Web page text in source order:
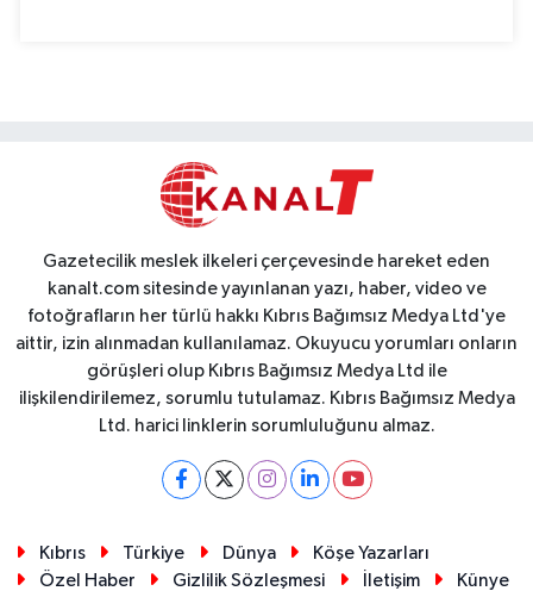
Gazetecilik meslek ilkeleri çerçevesinde hareket eden
kanalt.com sitesinde yayınlanan yazı, haber, video ve
fotoğrafların her türlü hakkı Kıbrıs Bağımsız Medya Ltd'ye
aittir, izin alınmadan kullanılamaz. Okuyucu yorumları onların
görüşleri olup Kıbrıs Bağımsız Medya Ltd ile
ilişkilendirilemez, sorumlu tutulamaz. Kıbrıs Bağımsız Medya
Ltd. harici linklerin sorumluluğunu almaz.
Kıbrıs Türkiye Dünya
Köşe Yazarları
Özel Haber
Gizlilik Sözleşmesi İletişim Künye